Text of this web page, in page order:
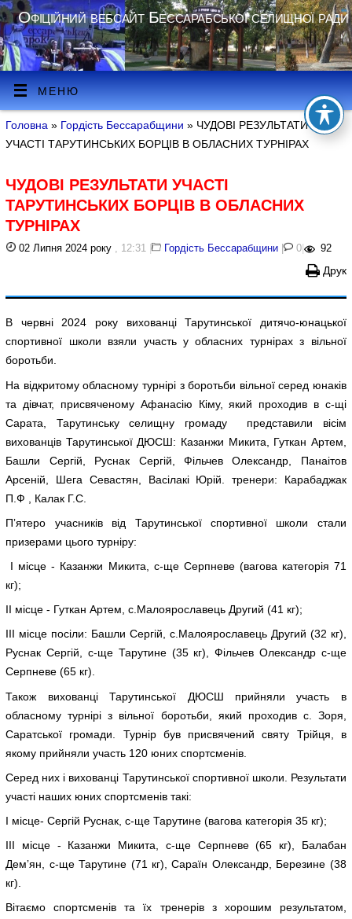
Офіційний вебсайт Бессарабської селищної ради
МЕНЮ
Головна » Гордість Бессарабщини » ЧУДОВІ РЕЗУЛЬТАТИ
УЧАСТІ ТАРУТИНСЬКИХ БОРЦІВ В ОБЛАСНИХ ТУРНІРАХ
ЧУДОВІ РЕЗУЛЬТАТИ УЧАСТІ
ТАРУТИНСЬКИХ БОРЦІВ В ОБЛАСНИХ
ТУРНІРАХ
02 Липня 2024 року , 12:31 | Гордість Бессарабщини | 0 | 92
Друк
В червні 2024 року вихованці Тарутинської дитячо-юнацької
спортивної школи взяли участь у обласних турнірах з вільної
боротьби.
На відкритому обласному турнірі з боротьби вільної серед юнаків
та дівчат, присвяченому Афанасію Кіму, який проходив в с-щі
Сарата, Тарутинську селищну громаду представили вісім
вихованців Тарутинської ДЮСШ: Казанжи Микита, Гуткан Артем,
Башли Сергій, Руснак Сергій, Фільчев Олександр, Панаітов
Арсеній, Шега Севастян, Васілакі Юрій. тренери: Карабаджак
П.Ф , Калак Г.С.
Пʼятеро учасників від Тарутинської спортивної школи стали
призерами цього турніру:
I місце - Казанжи Микита, с-ще Серпневе (вагова категорія 71
кг);
II місце - Гуткан Артем, с.Малоярославець Другий (41 кг);
III місце посіли: Башли Сергій, с.Малоярославець Другий (32 кг),
Руснак Сергій, с-ще Тарутине (35 кг), Фільчев Олександр с-ще
Серпневе (65 кг).
Також вихованці Тарутинської ДЮСШ прийняли участь в
обласному турнірі з вільної боротьби, який проходив с. Зоря,
Саратської громади. Турнір був присвячений святу Трійця, в
якому прийняли участь 120 юних спортсменів.
Серед них і вихованці Тарутинської спортивної школи. Результати
участі наших юних спортсменів такі:
I місце- Сергій Руснак, с-ще Тарутине (вагова категорія 35 кг);
III місце - Казанжи Микита, с-ще Серпневе (65 кг), Балабан
Демʼян, с-ще Тарутине (71 кг), Сараїн Олександр, Березине (38
кг).
Вітаємо спортсменів та їх тренерів з хорошим результатом,